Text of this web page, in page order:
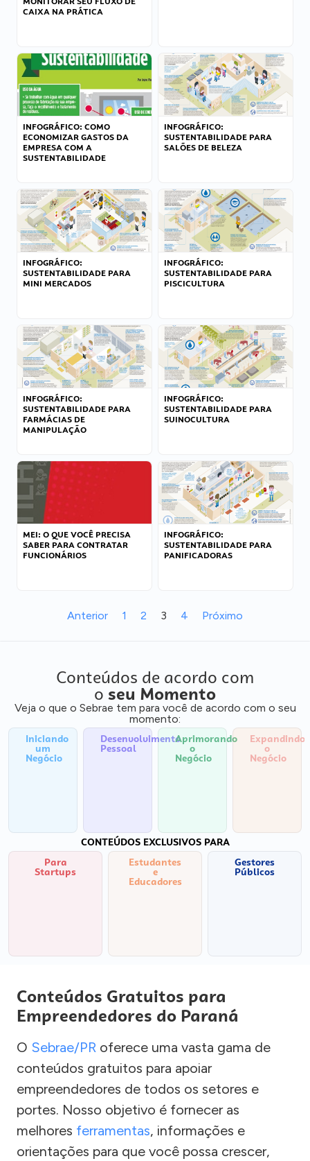
CAIXA NA PRÁTICA
INFOGRÁFICO: COMO
ECONOMIZAR GASTOS DA
EMPRESA COM A
SUSTENTABILIDADE
INFOGRÁFICO:
SUSTENTABILIDADE PARA
SALÕES DE BELEZA
INFOGRÁFICO:
SUSTENTABILIDADE PARA
MINI MERCADOS
INFOGRÁFICO:
SUSTENTABILIDADE PARA
PISCICULTURA
INFOGRÁFICO:
SUSTENTABILIDADE PARA
FARMÁCIAS DE
MANIPULAÇÃO
INFOGRÁFICO:
SUSTENTABILIDADE PARA
SUINOCULTURA
MEI: O QUE VOCÊ PRECISA
SABER PARA CONTRATAR
FUNCIONÁRIOS
INFOGRÁFICO:
SUSTENTABILIDADE PARA
PANIFICADORAS
Anterior 1 2 3 4 Próximo
Conteúdos de acordo com
o seu Momento
Veja o que o Sebrae tem para você de acordo com o seu
momento:
Iniciando
um
Negócio
Desenvolvimento
Pessoal
Aprimorando
o
Negócio
Expandindo
o
Negócio
CONTEÚDOS EXCLUSIVOS PARA
Para
Startups
Estudantes
e
Educadores
Gestores
Públicos
Conteúdos Gratuitos para
Empreendedores do Paraná
O Sebrae/PR oferece uma vasta gama de
conteúdos gratuitos para apoiar
empreendedores de todos os setores e
portes. Nosso objetivo é fornecer as
melhores ferramentas, informações e
orientações para que você possa crescer,